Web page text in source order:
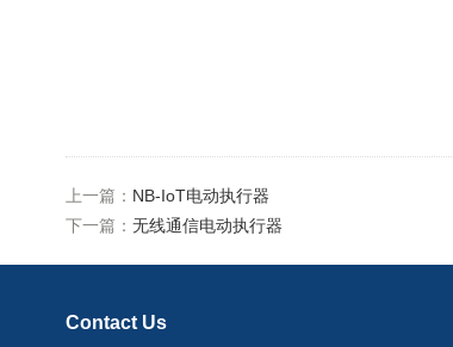
上一篇： NB-IoT电动执行器
下一篇： 无线通信电动执行器
Contact Us